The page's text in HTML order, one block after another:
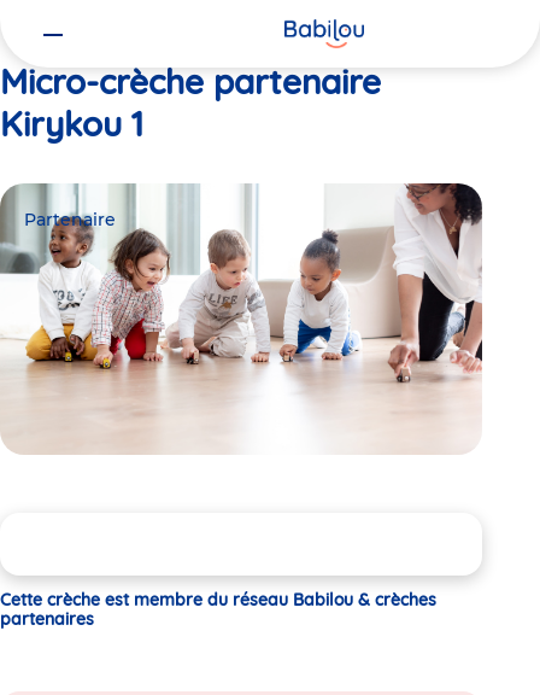
Micro-crèche partenaire
Kirykou 1
Partenaire
Cette crèche est membre du réseau Babilou & crèches
partenaires